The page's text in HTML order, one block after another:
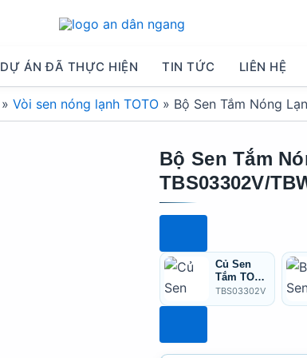
DỰ ÁN ĐÃ THỰC HIỆN TIN TỨC LIÊN HỆ
» Vòi sen nóng lạnh TOTO » Bộ Sen Tắm Nóng
Bộ Sen Tắm
TBS03302V/
Củ Sen
Tắm TOTO
TBS03302
V Nóng
TBS03302V